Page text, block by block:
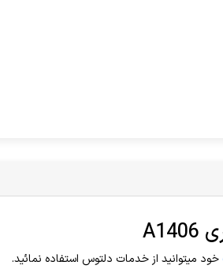
خود میتوانید از خدمات دلتوس استفاده نمائيد.